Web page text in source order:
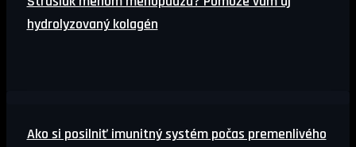
hydrolyzovaný kolagén
Ako si posilniť imunitný systém počas premenlivého